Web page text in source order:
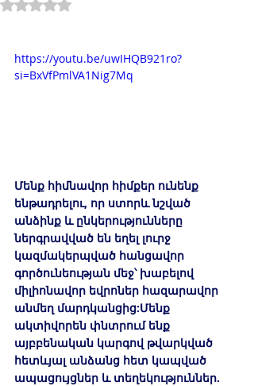
Rated ՈչԹ out of 5 stars.
https://youtu.be/uwIHQB921ro?
si=BxVfPmlVA1Nig7Mq
​Մենք հիմնավոր հիմքեր ունենք
ենթադրելու, որ ստորև նշված
անձինք և ընկերությունները
ներգրավված են եղել լուրջ
կազմակերպված հանցավոր
գործունեության մեջ՝ խաբելով
միլիոնավոր եվրոներ հազարավոր
անմեղ մարդկանցից:​Մենք
ակտիվորեն փնտրում ենք
այբբենական կարգով թվարկված
հետևյալ անձանց հետ կապված
ապացույցներ և տեղեկություններ.